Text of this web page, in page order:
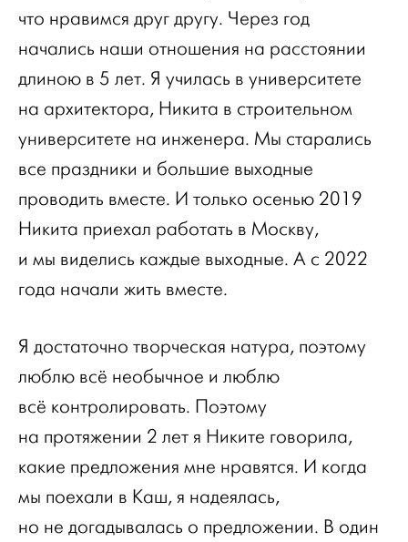
что нравимся друг другу. Через год
начались наши отношения на расстоянии
длиною в 5 лет. Я училась в университете
на архитектора, Никита в строительном
университете на инженера. Мы старались
все праздники и большие выходные
проводить вместе. И только осенью 2019
Никита приехал работать в Москву,
и мы виделись каждые выходные. А с 2022
года начали жить вместе.
Я достаточно творческая натура, поэтому
люблю всё необычное и люблю
всё контролировать. Поэтому
на протяжении 2 лет я Никите говорила,
какие предложения мне нравятся. И когда
мы поехали в Каш, я надеялась,
но не догадывалась о предложении. В один